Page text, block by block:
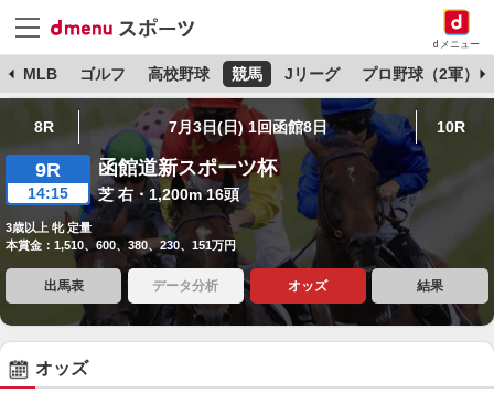
dメニュー
MLB ゴルフ 高校野球 競馬 Jリーグ プロ野球（2軍）
8R 7月3日(日) 1回函館8日 10R
9R
14:15
函館道新スポーツ杯
芝 右・1,200m 16頭
3歳以上 牝 定量
本賞金：1,510、600、380、230、151万円
出馬表 データ分析 オッズ 結果
オッズ